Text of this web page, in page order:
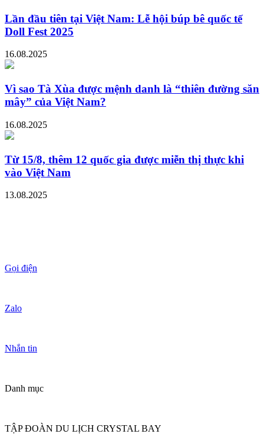
Lần đầu tiên tại Việt Nam: Lễ hội búp bê quốc tế
Doll Fest 2025
16.08.2025
Vì sao Tà Xùa được mệnh danh là “thiên đường săn
mây” của Việt Nam?
16.08.2025
Từ 15/8, thêm 12 quốc gia được miễn thị thực khi
vào Việt Nam
13.08.2025
Gọi điện
Zalo
Nhắn tin
Danh mục
TẬP ĐOÀN DU LỊCH CRYSTAL BAY